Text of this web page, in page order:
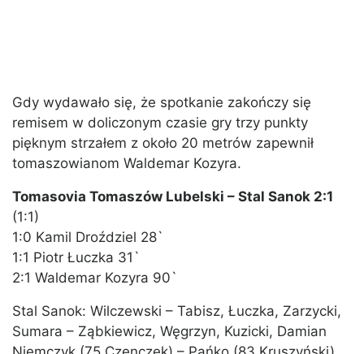
Gdy wydawało się, że spotkanie zakończy się
remisem w doliczonym czasie gry trzy punkty
pięknym strzałem z około 20 metrów zapewnił
tomaszowianom Waldemar Kozyra.
Tomasovia Tomaszów Lubelski – Stal Sanok 2:1
(1:1)
1:0 Kamil Droździel 28`
1:1 Piotr Łuczka 31`
2:1 Waldemar Kozyra 90`
Stal Sanok: Wilczewski – Tabisz, Łuczka, Zarzycki,
Sumara – Ząbkiewicz, Węgrzyn, Kuzicki, Damian